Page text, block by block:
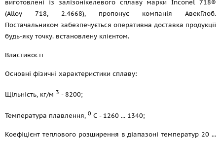
виготовлені із залізонікелевого сплаву марки Inconel 718®
(Alloy 718, 2.4668), пропонує компанія АвекГлоб.
Постачальником забезпечується оперативна доставка продукції
будь-яку точку. встановлену клієнтом.
Властивості
Основні фізичні характеристики сплаву:
Щільність, кг/м 3 - 8200;
Температура плавлення, 0 С - 1260 ... 1340;
Коефіцієнт теплового розширення в діапазоні температур 20 ...